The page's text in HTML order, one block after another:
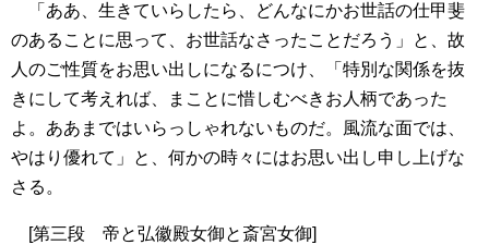
「ああ、生きていらしたら、どんなにかお世話の仕甲斐
のあることに思って、お世話なさったことだろう」と、故
人のご性質をお思い出しになるにつけ、「特別な関係を抜
きにして考えれば、まことに惜しむべきお人柄であった
よ。ああまではいらっしゃれないものだ。風流な面では、
やはり優れて」と、何かの時々にはお思い出し申し上げな
さる。
[第三段 帝と弘徽殿女御と斎宮女御]